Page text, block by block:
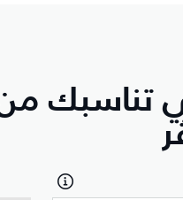
تناسبك